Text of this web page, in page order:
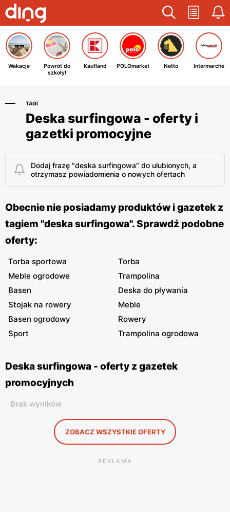
Wakacje
Powrót do
szkoły!
Kaufland POLOmarket Netto Intermarche
TAGI
Deska surfingowa - oferty i
gazetki promocyjne
Dodaj frazę "deska surfingowa" do ulubionych, a
otrzymasz powiadomienia o nowych ofertach
Obecnie nie posiadamy produktów i gazetek z
tagiem "deska surfingowa". Sprawdź podobne
oferty:
Torba sportowa
Torba
Meble ogrodowe
Trampolina
Basen
Deska do pływania
Stojak na rowery
Meble
Basen ogrodowy
Rowery
Sport
Trampolina ogrodowa
Deska surfingowa - oferty z gazetek
promocyjnych
Brak wyników
ZOBACZ WSZYSTKIE OFERTY
REKLAMA